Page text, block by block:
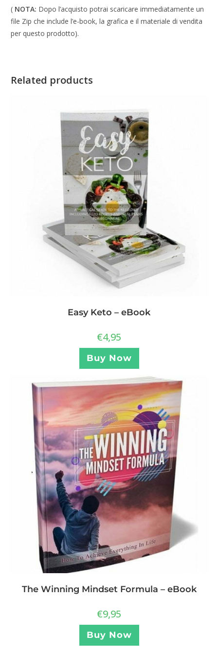
( NOTA: Dopo l’acquisto potrai scaricare immediatamente un
file Zip che include l’e-book, la grafica e il materiale di vendita
per questo prodotto).
Related products
Easy Keto – eBook
€4,95
Buy Now
The Winning Mindset Formula – eBook
€9,95
Buy Now